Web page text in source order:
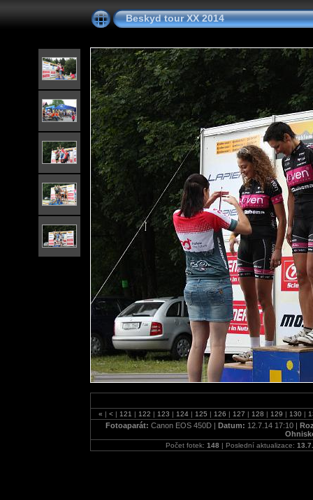
Beskyd tour XX 2014
« | < | 121 | 122 | 123 | 124 | 125 | 126 | 127 | 128 | 129 | 130 |
Fotoaparát: Canon EOS 450D | Datum: 12.7.14 17:10 |
Počet fotek: 148 | Poslední aktualizace: